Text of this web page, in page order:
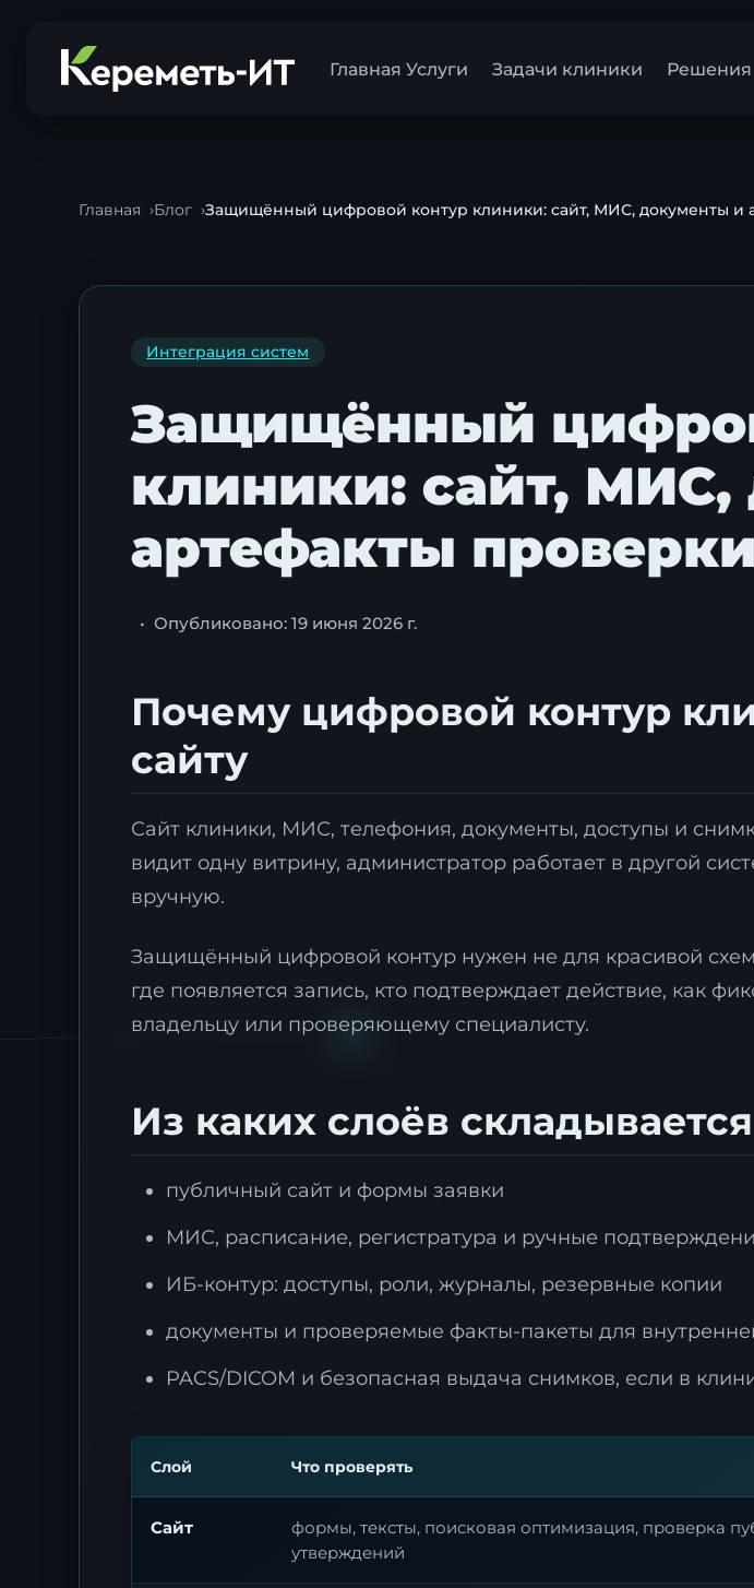
Главная Услуги Задачи клиники Решения
Главная Блог Защищённый цифровой контур клиники: сайт, МИС, документы и
Интеграция систем
Защищённый
клиники: сайт,
артефакты проверки
• Опубликовано: 19 июня 2026 г.
Почему цифровой контур
сайту
Сайт клиники, МИС, телефония, документы, доступы и
видит одну витрину, администратор работает в другой
вручную.
Защищённый цифровой контур нужен не для красивой
где появляется запись, кто подтверждает действие, как
владельцу или проверяющему специалисту.
Из каких слоёв
публичный сайт и формы заявки
МИС, расписание, регистратура и ручные
ИБ-контур: доступы, роли, журналы, резервные копии
документы и проверяемые факты-пакеты для
PACS/DICOM и безопасная выдача снимков, если в
Слой Что проверять
Сайт
формы, тексты, поисковая оптимизация, проверка
утверждений